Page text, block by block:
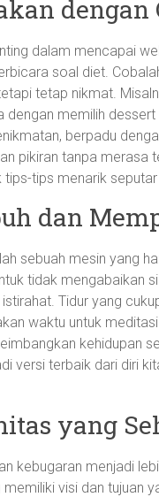
dengan
dalam mencapai
soal diet.
tetap nikmat.
memilih
berpadu
pikiran tanpa merasa
tips-tips menarik
dan
sebuah mesin yang
tidak mengabaikan
Tidur yang
waktu untuk
kehidupan
versi terbaik dari diri
yang
kebugaran menjadi
visi dan tujuan